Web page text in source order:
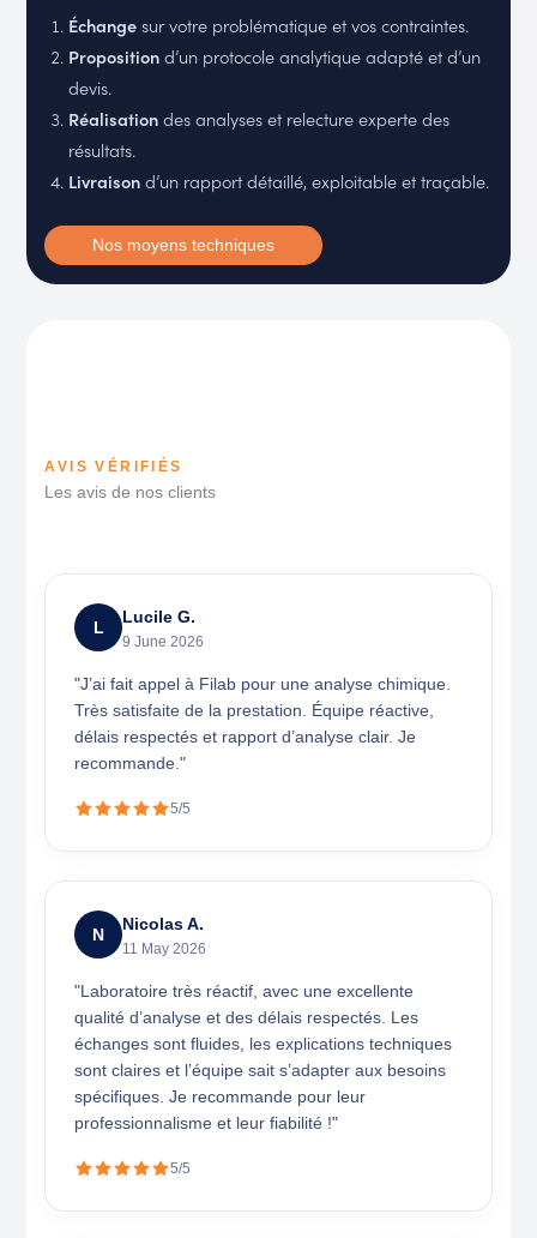
Échangesur votre problématique et vos contraintes.
Propositiond’un protocole analytique adapté et d’un
devis.
Réalisationdes analyses et relecture experte des
résultats.
Livraisond’un rapport détaillé, exploitable et traçable.
Nos moyens techniques
AVIS VÉRIFIÉS
Les avis de nos clients
L
Lucile G.
9 June 2026
"J’ai fait appel à Filab pour une analyse chimique.
Très satisfaite de la prestation. Équipe réactive,
délais respectés et rapport d’analyse clair. Je
recommande."
5/5
N
Nicolas A.
11 May 2026
"Laboratoire très réactif, avec une excellente
qualité d’analyse et des délais respectés. Les
échanges sont fluides, les explications techniques
sont claires et l’équipe sait s’adapter aux besoins
spécifiques. Je recommande pour leur
professionnalisme et leur fiabilité !"
5/5